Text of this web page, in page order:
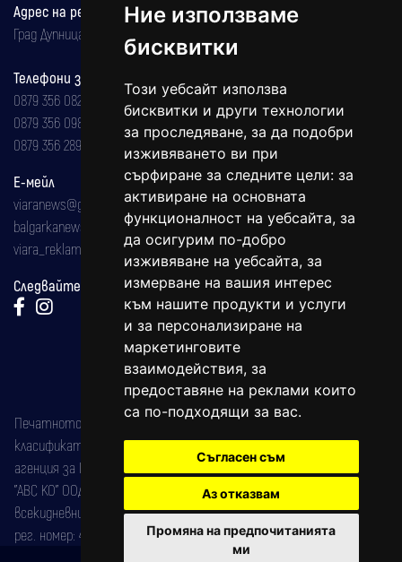
Ние използваме
бисквитки
Този уебсайт използва
бисквитки и други технологии
за проследяване, за да подобри
изживяването ви при
сърфиране за следните цели: за
активиране на основната
функционалност на уебсайта, за
да осигурим по-добро
изживяване на уебсайта, за
измерване на вашия интерес
към нашите продукти и услуги
и за персонализиране на
маркетинговите
взаимодействия, за
предоставяне на реклами които
са по-подходящи за вас.
Съгласен съм
Аз отказвам
Промяна на предпочитанията
ми
Адрес на редакцията
Град Дупница, ул.''Христо Ботев" 43
Телефони за реклама и абонаменти
0879 356 082
0879 356 098
0879 356 289
Е-мейл
viaranews@gmail.com
balgarkanews@gmail.com
viara_reklama@mail.bg
Следвайте ни:
Печатното издание на вестника е регистрирано в националния
класификатор на печатните издания (Българска национална
агенция за ISSN) под номер: ISSN 1312-4722.
"АВС КО" ООД е притежател на марката: Вяра информационен
всекидневник на югозападна България, със свидетелство за марка
рег. номер: 47857/11.05.2004 година.